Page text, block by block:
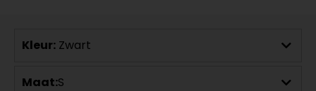
Kleur: Zwart
Maat:S